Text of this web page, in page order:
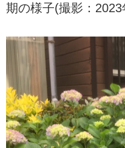
期の様子(撮影：